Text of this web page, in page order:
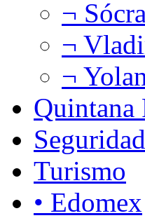
¬
¬
¬
Quintana
Seguridad
Turismo
• Edomex